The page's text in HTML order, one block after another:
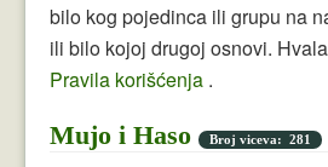
bilo kog pojedinca ili grupu na
ili bilo kojoj drugoj osnovi.
Pravila korišćenja .
Mujo i Haso Broj viceva: 281